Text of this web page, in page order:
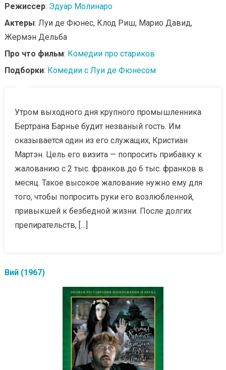
Режиссер: Эдуар Молинаро
Актеры: Луи де Фюнес, Клод Риш, Марио Давид,
Жермэн Дельба
Про что фильм: Комедии про стариков
Подборки: Комедии с Луи де Фюнесом
Утром выходного дня крупного промышленника
Бертрана Барнье будит незваный гость. Им
оказывается один из его служащих, Кристиан
Мартэн. Цель его визита — попросить прибавку к
жалованию с 2 тыс. франков до 6 тыс. франков в
месяц. Такое высокое жалование нужно ему для
того, чтобы попросить руки его возлюбленной,
привыкшей к безбедной жизни. После долгих
препирательств, […]
Вий (1967)